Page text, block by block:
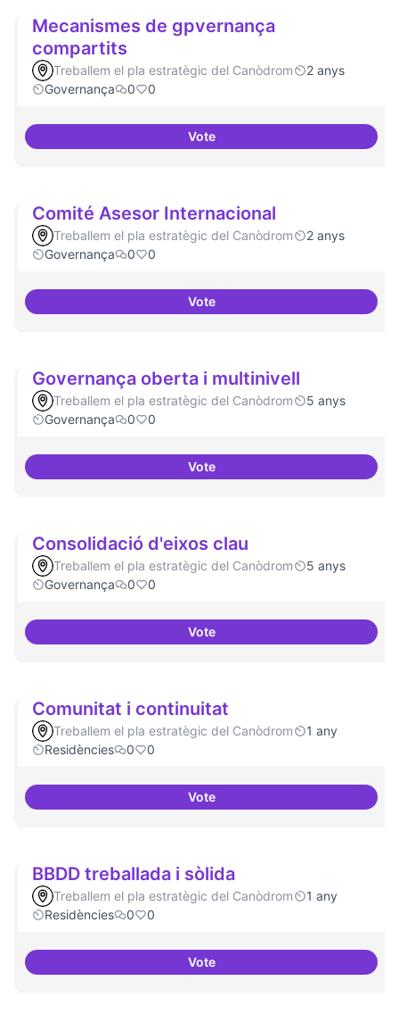
Mecanismes de gpvernança
compartits
Treballem el pla estratègic del Canòdrom
2 anys
Governança
0 0
VoteMecanismes de gpvernança
Comité Asesor Internacional
Treballem el pla estratègic del Canòdrom
2 anys
Governança
0 0
VoteComité Asesor Internacional
Governança oberta i multinivell
Treballem el pla estratègic del Canòdrom
5 anys
Governança
0 0
VoteGovernança oberta i multinivell
Consolidació d'eixos clau
Treballem el pla estratègic del Canòdrom
5 anys
Governança
0 0
VoteConsolidació d'eixos clau
Comunitat i continuitat
Treballem el pla estratègic del Canòdrom
1 any
Residències
0 0
VoteComunitat i continuitat
BBDD treballada i sòlida
Treballem el pla estratègic del Canòdrom
1 any
Residències
0 0
VoteBBDD treballada i sòlida